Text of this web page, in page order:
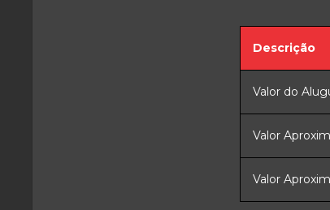
Descrição
Valor do
Valor
Valor